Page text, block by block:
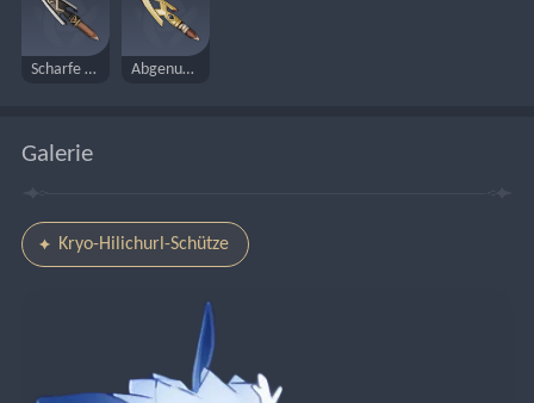
Scharfe Bolzenspitze Abgenutzte Bolzenspitze
Galerie
Kryo-Hilichurl-Schütze